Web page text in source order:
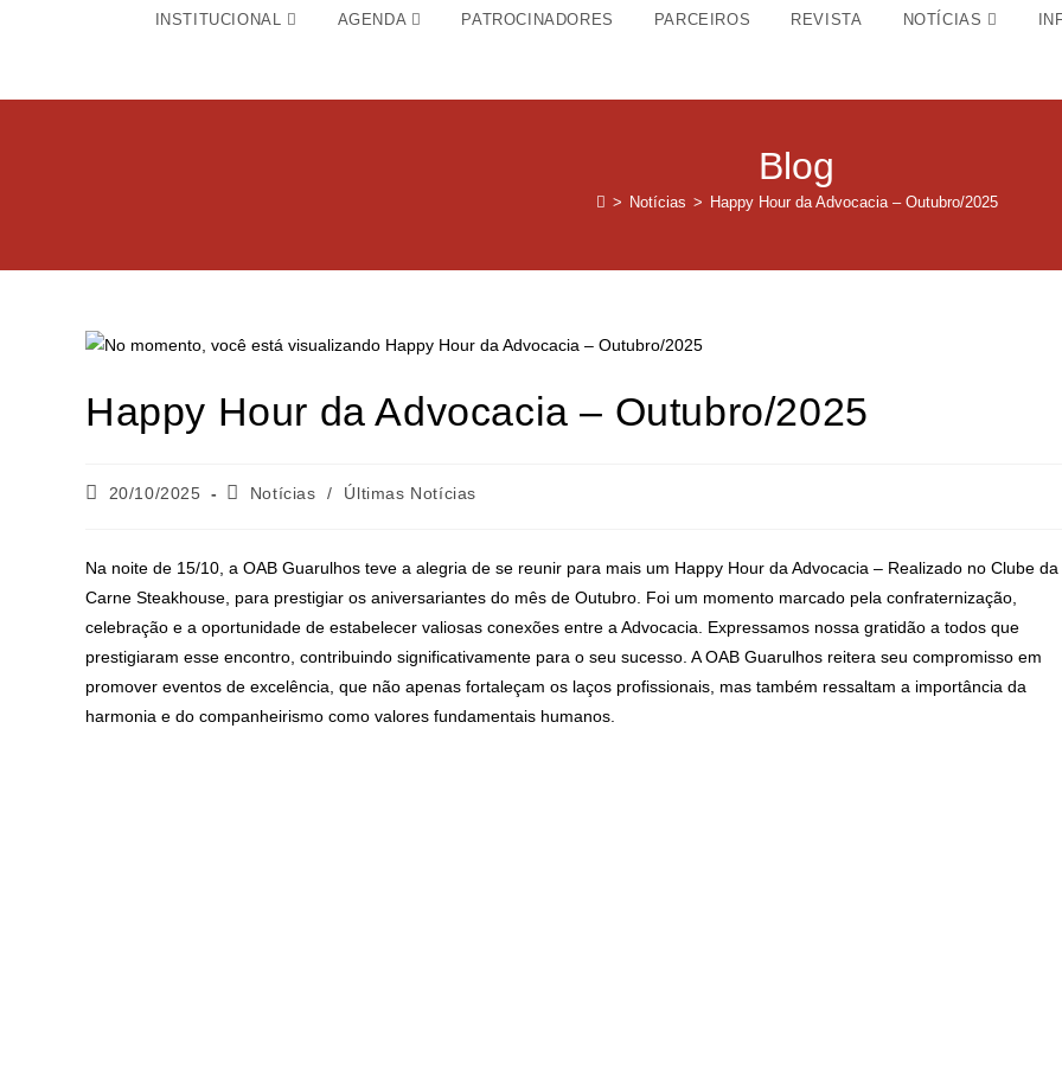
INSTITUCIONAL AGENDA PATROCINADORES PARCEIROS REVISTA NOTÍCIAS
Blog
> Notícias > Happy Hour da Advocacia – Outubro/2025
Happy Hour da Advocacia – Outubro/2025
20/10/2025 Notícias / Últimas Notícias
Na noite de 15/10, a OAB Guarulhos teve a alegria de se reunir para mais um Happy Hour da Advocacia – Realizado no Clube da
Carne Steakhouse, para prestigiar os aniversariantes do mês de Outubro. Foi um momento marcado pela confraternização,
celebração e a oportunidade de estabelecer valiosas conexões entre a Advocacia. Expressamos nossa gratidão a todos que
prestigiaram esse encontro, contribuindo significativamente para o seu sucesso. A OAB Guarulhos reitera seu compromisso em
promover eventos de excelência, que não apenas fortaleçam os laços profissionais, mas também ressaltam a importância da
harmonia e do companheirismo como valores fundamentais humanos.